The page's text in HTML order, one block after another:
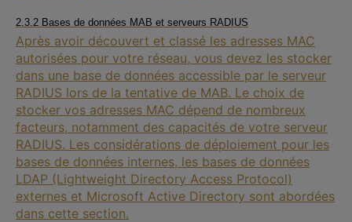
2.3.2 Bases de données MAB et serveurs RADIUS
Après avoir découvert et classé les adresses MAC
autorisées pour votre réseau, vous devez les stocker
dans une base de données accessible par le serveur
RADIUS lors de la tentative de MAB. Le choix de
stocker vos adresses MAC dépend de nombreux
facteurs, notamment des capacités de votre serveur
RADIUS. Les considérations de déploiement pour les
bases de données internes, les bases de données
LDAP (Lightweight Directory Access Protocol)
externes et Microsoft Active Directory sont abordées
dans cette section.